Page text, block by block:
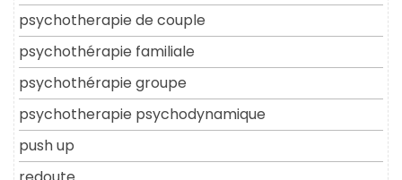
psychotherapie de couple
psychothérapie familiale
psychothérapie groupe
psychotherapie psychodynamique
push up